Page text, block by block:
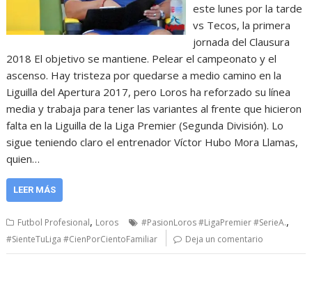
este lunes por la tarde
vs Tecos, la primera
jornada del Clausura
2018 El objetivo se mantiene. Pelear el campeonato y el
ascenso. Hay tristeza por quedarse a medio camino en la
Liguilla del Apertura 2017, pero Loros ha reforzado su línea
media y trabaja para tener las variantes al frente que hicieron
falta en la Liguilla de la Liga Premier (Segunda División). Lo
sigue teniendo claro el entrenador Víctor Hubo Mora Llamas,
quien…
LEER MÁS
Futbol Profesional, Loros #PasionLoros #LigaPremier #SerieA.,
#SienteTuLiga #CienPorCientoFamiliar Deja un comentario